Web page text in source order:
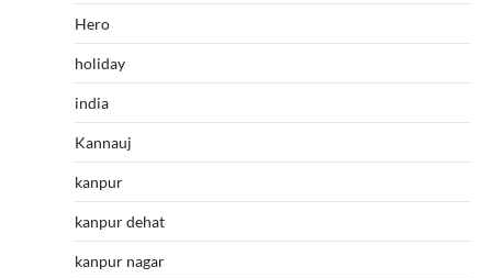
Hero
holiday
india
Kannauj
kanpur
kanpur dehat
kanpur nagar